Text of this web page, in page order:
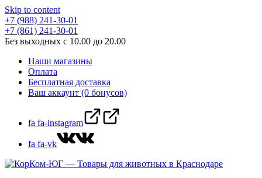
Skip to content
+7 (988) 241-30-01
+7 (861) 241-30-01
Без выходных с 10.00 до 20.00
Наши магазины
Оплата
Бесплатная доставка
Ваш аккаунт (0 бонусов)
fa fa-instagram
fa fa-vk